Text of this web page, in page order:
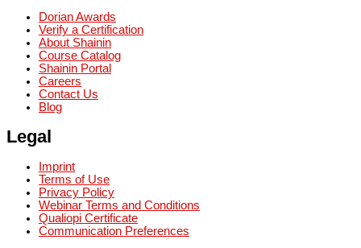
Dorian Awards
Verify a Certification
About Shainin
Course Catalog
Shainin Portal
Careers
Contact Us
Blog
Legal
Imprint
Terms of Use
Privacy Policy
Webinar Terms and Conditions
Qualiopi Certificate
Communication Preferences